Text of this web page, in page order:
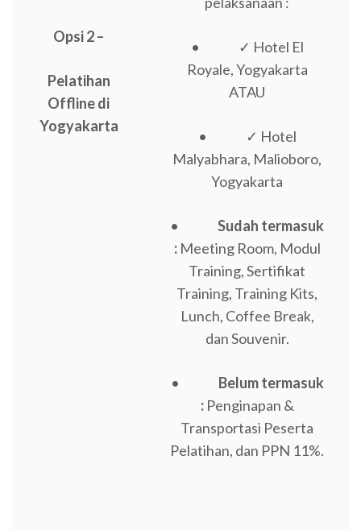
Opsi 2 –
Pelatihan
Offline di
Yogyakarta
• ✓ Hotel El
Royale, Yogyakarta
ATAU
• ✓ Hotel
Malyabhara, Malioboro,
Yogyakarta
• Sudah termasuk
: Meeting Room, Modul
Training, Sertifikat
Training, Training Kits,
Lunch, Coffee Break,
dan Souvenir.
• Belum termasuk
: Penginapan &
Transportasi Peserta
Pelatihan, dan PPN 11%.